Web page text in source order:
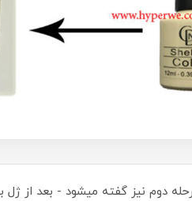
دوم نيز گفته ميشود - بعد از